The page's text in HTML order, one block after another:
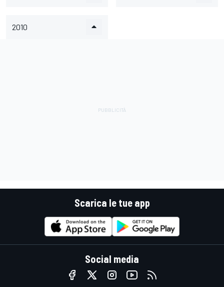
2010
Scarica le tue app
Social media